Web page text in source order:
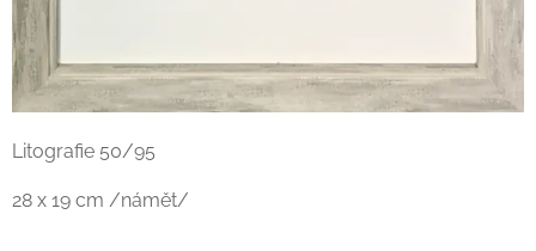
Litografie 50/95
28 x 19 cm /námět/